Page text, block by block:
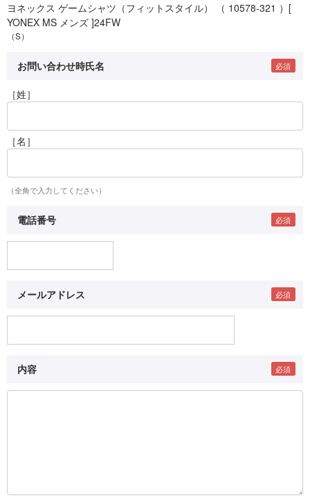
ヨネックス ゲームシャツ（フィットスタイル） （ 10578-321 ）[
YONEX MS メンズ ]24FW
（S）
お問い合わせ時氏名
［姓］
［名］
（全角で入力してください）
電話番号
メールアドレス
内容